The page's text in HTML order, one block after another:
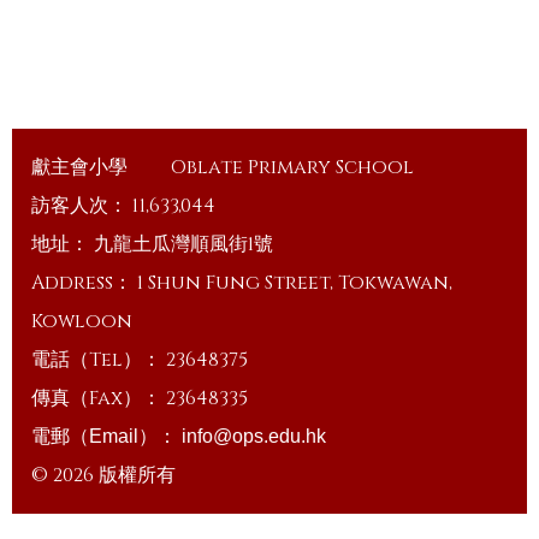
獻主會小學
Oblate Primary School
訪客人次： 11,633,044
地址： 九龍土瓜灣順風街1號
Address： 1 Shun Fung Street, Tokwawan,
Kowloon
電話（Tel）： 23648375
傳真（Fax）： 23648335
電郵（Email）： info@ops.edu.hk
© 2026 版權所有